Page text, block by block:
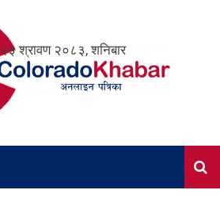
२३ श्रावण २०८३, शनिबार